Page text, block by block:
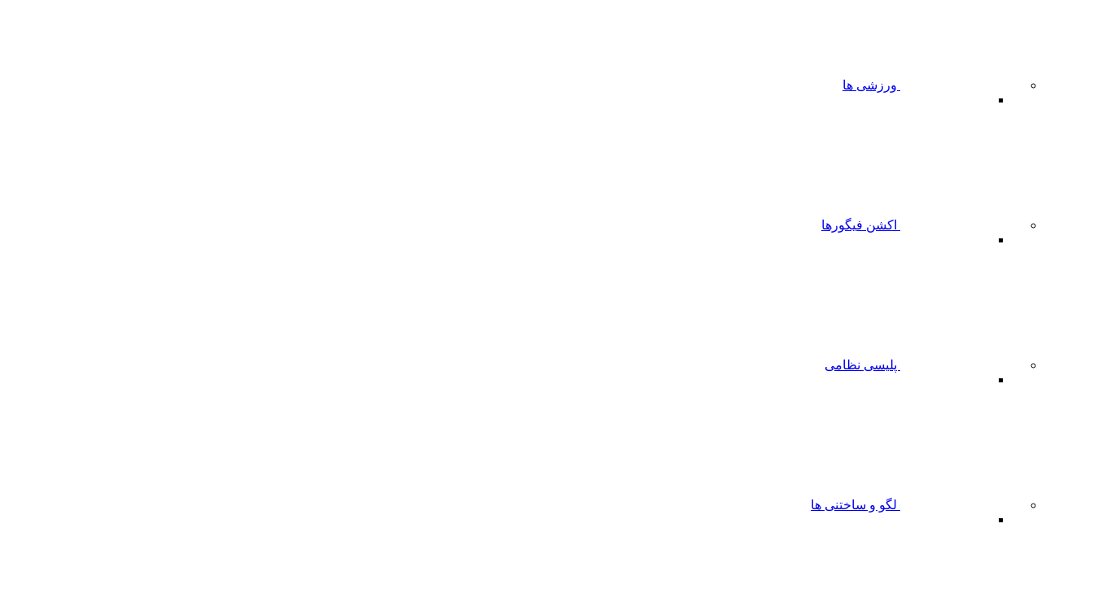
ورزشی ها
اکشن فیگورها
پلیسی نظامی
لگو و ساختنی ها